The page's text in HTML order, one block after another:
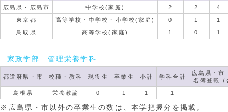
広島県・広島市 中学校(家庭) 2 2 4
東京都 高等学校・中学校・小学校(家庭) 0 1 1
鳥取県 高等学校(家庭) 1 0 1
家政学部 管理栄養学科
都道府県・市 校種・教科 現役生 卒業生 小計 学科合計
広島県・市
名簿登載
島根県 栄養教諭 0 1 1 1 -
広島県・市以外の卒業生の数は、本学把握分を掲載。